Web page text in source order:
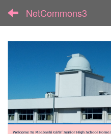
NetCommons3